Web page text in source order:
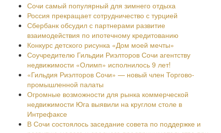
Сочи самый популярный для зимнего отдыха
Россия прекращает сотрудничество с турцией
Сбербанк обсудил с партнерами развитие
взаимодействия по ипотечному кредитованию
Конкурс детского рисунка «Дом моей мечты»
Соучредителю Гильдии Риэлторов Сочи агентству
недвижимости «Олимп» исполнилось 9 лет!
«Гильдия Риэлторов Сочи» — новый член Торгово-
промышленной палаты
Огромные возможности для рынка коммерческой
недвижимости Юга выявили на круглом столе в
Интрефаксе
В Сочи состоялось заседание совета по поддержке и